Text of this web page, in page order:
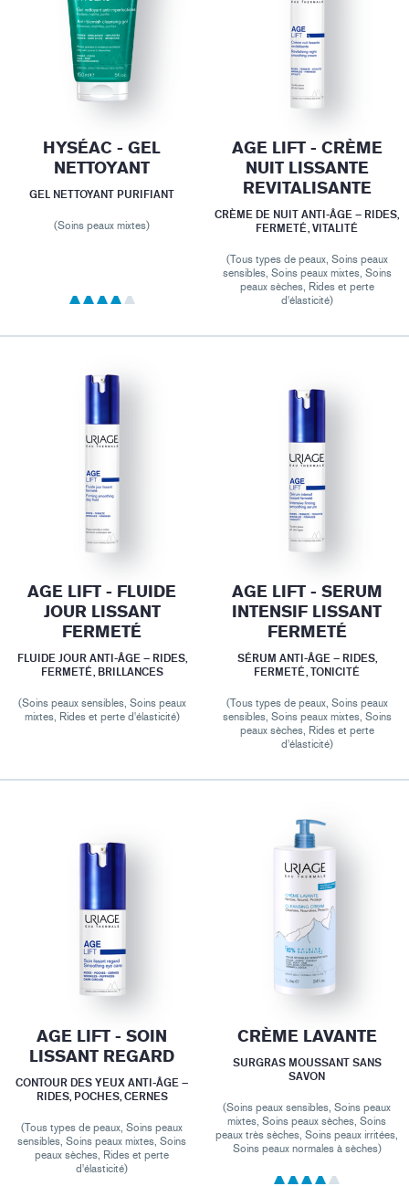
HYSÉAC - GEL
NETTOYANT
GEL NETTOYANT PURIFIANT
(Soins peaux mixtes)
AGE LIFT - CRÈME
NUIT LISSANTE
REVITALISANTE
CRÈME DE NUIT ANTI-ÂGE – RIDES,
FERMETÉ, VITALITÉ
(Tous types de peaux, Soins peaux
sensibles, Soins peaux mixtes, Soins
peaux sèches, Rides et perte
d'élasticité)
AGE LIFT - FLUIDE
JOUR LISSANT
FERMETÉ
FLUIDE JOUR ANTI-ÂGE – RIDES,
FERMETÉ, BRILLANCES
(Soins peaux sensibles, Soins peaux
mixtes, Rides et perte d'élasticité)
AGE LIFT - SERUM
INTENSIF LISSANT
FERMETÉ
SÉRUM ANTI-ÂGE – RIDES,
FERMETÉ, TONICITÉ
(Tous types de peaux, Soins peaux
sensibles, Soins peaux mixtes, Soins
peaux sèches, Rides et perte
d'élasticité)
AGE LIFT - SOIN
LISSANT REGARD
CONTOUR DES YEUX ANTI-ÂGE –
RIDES, POCHES, CERNES
(Tous types de peaux, Soins peaux
sensibles, Soins peaux mixtes, Soins
peaux sèches, Rides et perte
d'élasticité)
CRÈME LAVANTE
SURGRAS MOUSSANT SANS
SAVON
(Soins peaux sensibles, Soins peaux
mixtes, Soins peaux sèches, Soins
peaux très sèches, Soins peaux irritées,
Soins peaux normales à sèches)